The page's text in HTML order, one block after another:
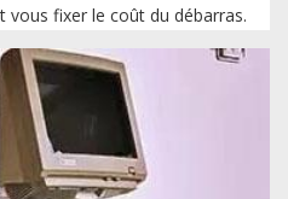
vous fixer le coût du débarras.